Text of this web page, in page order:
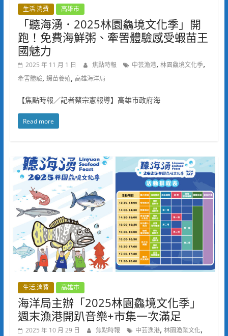
生活.消費 高雄市
「聽海湧．2025林園鱻境文化季」開
跑！免費海鮮粥、牽罟體驗感受蝦苗王
國魅力
2025 年 11 月 1 日 焦點時報 中芸漁港, 林園鱻境文化季,
牽罟體驗, 蝦苗養殖, 高雄海洋局
【焦點時報／記者蔡宗憲報導】高雄市政府海
Read more
生活.消費 高雄市
海洋局主辦「2025林園鱻境文化季」
週末漁港開趴音樂+市集一次滿足
2025 年 10 月 29 日 焦點時報 中芸漁港, 林園漁業文化,